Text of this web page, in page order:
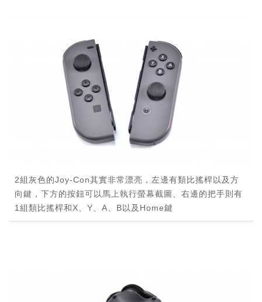
2組灰色的Joy-Con其實非常漂亮，左邊有類比搖桿以及方
向鍵，下方的按鈕可以馬上執行螢幕截圖、右邊的把手則有
1組類比搖桿和X、Y、A、B以及Home鍵